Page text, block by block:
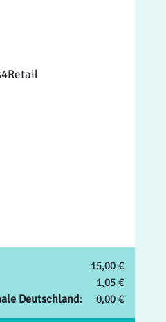
15,00 €
1,05 €
Deutschland:
0,00 €